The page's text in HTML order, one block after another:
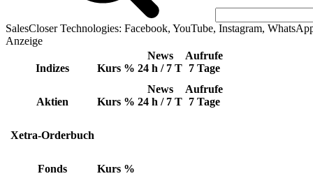
SalesCloser Technologies: Facebook, YouTube, Instagram,
Anzeige
Indizes Kurs %
News
24 h / 7 T
Aufrufe
7 Tage
Aktien Kurs %
News
24 h / 7 T
Aufrufe
7 Tage
Xetra-Orderbuch
Fonds Kurs %